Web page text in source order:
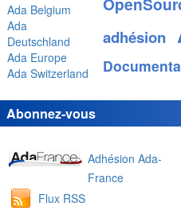
Ada Belgium
Ada
Deutschland
Ada Europe
Ada Switzerland
Abonnez-vous
Adhésion Ada-
France
Flux RSS
adhésion